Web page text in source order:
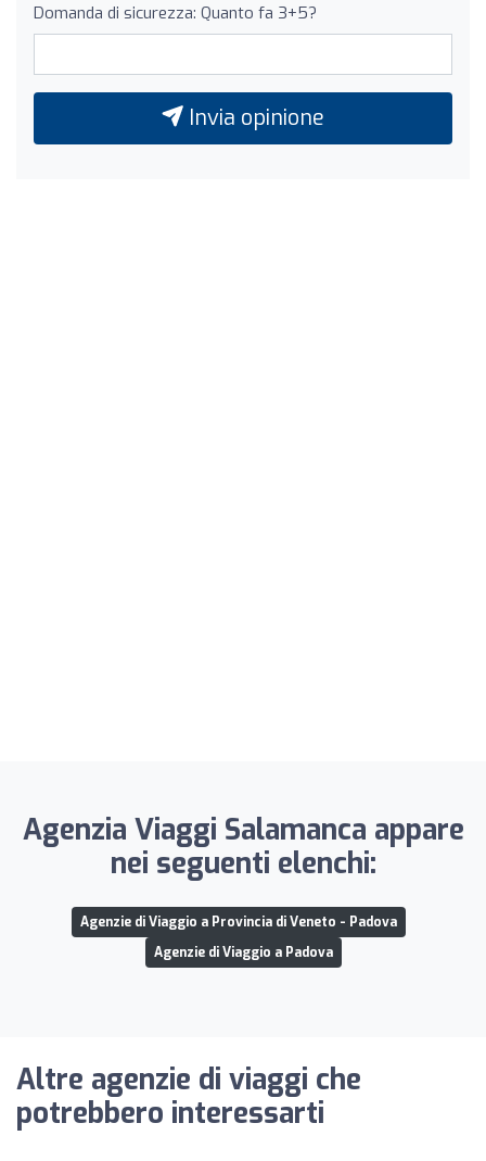
Domanda di sicurezza: Quanto fa 3+5?
Invia opinione
Agenzia Viaggi Salamanca appare
nei seguenti elenchi:
Agenzie di Viaggio a Provincia di Veneto - Padova
Agenzie di Viaggio a Padova
Altre agenzie di viaggi che
potrebbero interessarti